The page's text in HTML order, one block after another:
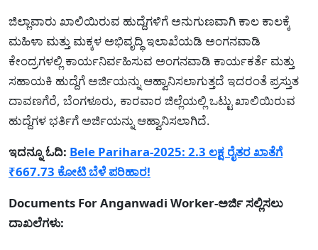
ಜಿಲ್ಲಾವಾರು ಖಾಲಿಯಿರುವ ಹುದ್ದೆಗಳಿಗೆ ಅನುಗುಣವಾಗಿ ಕಾಲ ಕಾಲಕ್ಕೆ
ಮಹಿಳಾ ಮತ್ತು ಮಕ್ಕಳ ಅಭಿವೃದ್ಧಿ ಇಲಾಖೆಯಡಿ ಅಂಗನವಾಡಿ
ಕೇಂದ್ರಗಳಲ್ಲಿ ಕಾರ್ಯನಿರ್ವಹಿಸುವ ಅಂಗನವಾಡಿ ಕಾರ್ಯಕರ್ತೆ ಮತ್ತು
ಸಹಾಯಕಿ ಹುದ್ದೆಗೆ ಅರ್ಜಿಯನ್ನು ಆಹ್ವಾನಿಸಲಾಗುತ್ತದೆ ಇದರಂತೆ ಪ್ರಸ್ತುತ
ದಾವಣಗೆರೆ, ಬೆಂಗಳೂರು, ಕಾರವಾರ ಜಿಲ್ಲೆಯಲ್ಲಿ ಒಟ್ಟು ಖಾಲಿಯಿರುವ
ಹುದ್ದೆಗಳ ಭರ್ತಿಗೆ ಅರ್ಜಿಯನ್ನು ಆಹ್ವಾನಿಸಲಾಗಿದೆ.
ಇದನ್ನೂ ಓದಿ: Bele Parihara-2025: 2.3 ಲಕ್ಷ ರೈತರ ಖಾತೆಗೆ
₹667.73 ಕೋಟಿ ಬೆಳೆ ಪರಿಹಾರ!
Documents ForAnganwadi Worker-ಅರ್ಜಿ ಸಲ್ಲಿಸಲು
ದಾಖಲೆಗಳು: